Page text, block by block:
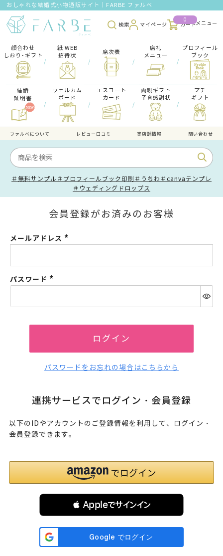
おしゃれな結婚式小物通販サイト｜FARBE ファルベ
検索 マイページ
0
カート
顔合わせ
しおり･ギフト
/
紙 WEB
招待状
/
席次表
/
席礼
メニュー
/
プロフィール
ブック
結婚
証明書
/
ウェルカム
ボード
/
エスコート
カード
/
両親ギフト
子育感謝状
/
プチ
ギフト
ファルべについて レビュー口コミ 実店舗情報 問い合わせ
＃無料サンプル ＃プロフィールブック印刷 ＃うちわ ＃canvaテンプレ
＃ウェディングドロップス
会員登録がお済みのお客様
メールアドレス
パスワード
ログイン
パスワードをお忘れの場合はこちらから
連携サービスでログイン・会員登録
以下のIDやアカウントのご登録情報を利用して、ログイン・
会員登録できます。
 Appleでサインイン